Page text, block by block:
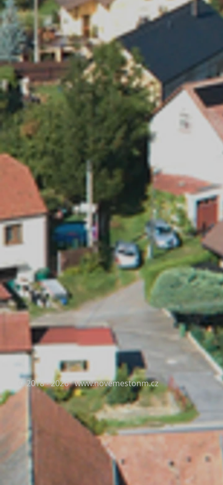
© 2018 - 2026www.novemestonm.cz